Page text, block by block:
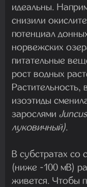
идеальны.
снизили
потенциал
норвежских
питательные
рост водных
Растительность,
изоэтиды
зарослями
луковичный).
В субстратах со
(ниже -100 мВ)
живется. Чтобы